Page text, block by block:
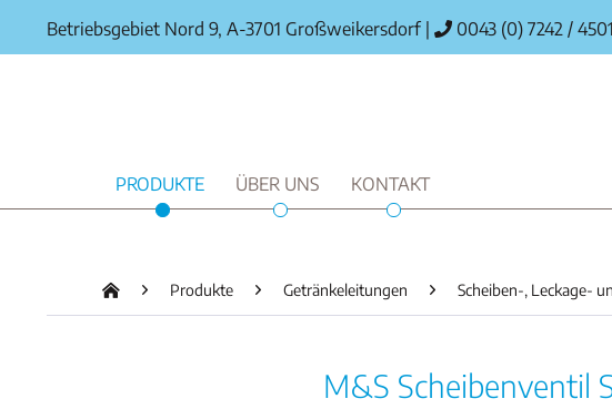
Betriebsgebiet Nord 9, A-3701 Großweikersdorf 0043 (0) 7242 /
PRODUKTE ÜBER UNS KONTAKT
Produkte Getränkeleitungen Scheiben-, Leckage-
M&S Scheibenventil